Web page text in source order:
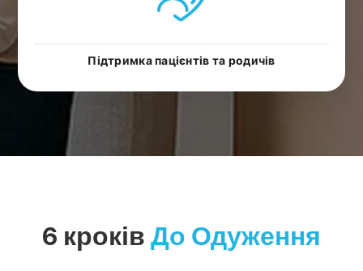
Підтримка пацієнтів та родичів
6 кроківДо Одуження